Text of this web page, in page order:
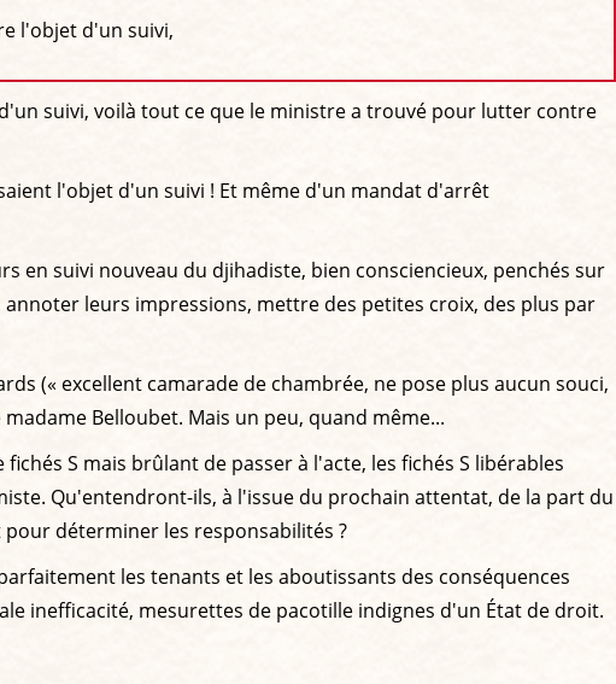
l'objet d'un suivi,
suivi, voilà tout ce que le ministre a trouvé pour lutter contre
l'objet d'un suivi ! Et même d'un mandat d'arrêt
en suivi nouveau du djihadiste, bien consciencieux, penchés sur
leurs impressions, mettre des petites croix, des plus par
(« excellent camarade de chambrée, ne pose plus aucun souci,
madame Belloubet. Mais un peu, quand même...
S mais brûlant de passer à l'acte, les fichés S libérables
Qu'entendront-ils, à l'issue du prochain attentat, de la part du
pour déterminer les responsabilités ?
les tenants et les aboutissants des conséquences
inefficacité, mesurettes de pacotille indignes d'un État de droit.